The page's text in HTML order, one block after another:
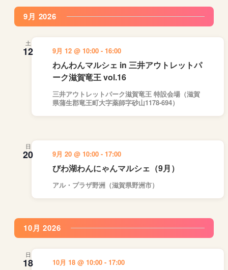
ン
ト
ト
を
索
て
ビ
ー
示
ト
ビ
ー
ョ
ス
ト
表
示
を
9月 2026
土
12
わんわんマルシェ in 三井アウトレットパ
ーク滋賀竜王 vol.16
9月 12 @ 10:00 - 16:00
三井アウトレットパーク滋賀竜王 特設会場（滋賀
県蒲生郡竜王町大字薬師字砂山1178-694）
日
20
びわ湖わんにゃんマルシェ（9月）
9月 20 @ 10:00 - 17:00
アル・プラザ野洲（滋賀県野洲市）
10月 2026
日
18 10月 18 @ 10:00 - 17:00